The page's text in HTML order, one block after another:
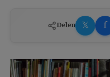
Delen 𝕏 f